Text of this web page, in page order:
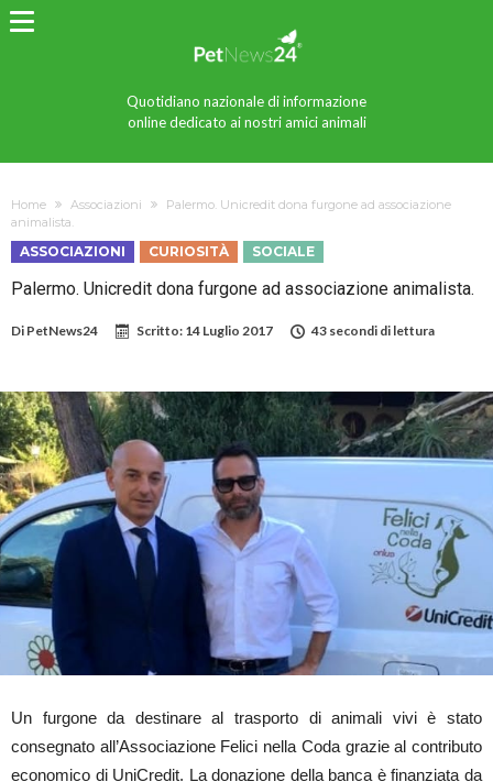
Quotidiano nazionale di informazione
online dedicato ai nostri amici animali
Home Associazioni
Palermo. Unicredit dona furgone ad associazione
animalista.
ASSOCIAZIONI CURIOSITÀ SOCIALE
Palermo. Unicredit dona furgone ad associazione animalista.
Di PetNews24 Scritto: 14 Luglio 2017 43 secondi di lettura
Un furgone da destinare al trasporto di animali vivi è stato
consegnato all’Associazione Felici nella Coda grazie al contributo
economico di UniCredit. La donazione della banca è finanziata da